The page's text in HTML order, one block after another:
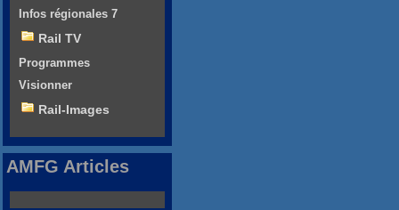
Infos régionales 7
Rail TV
Programmes
Visionner
Rail-Images
AMFG Articles